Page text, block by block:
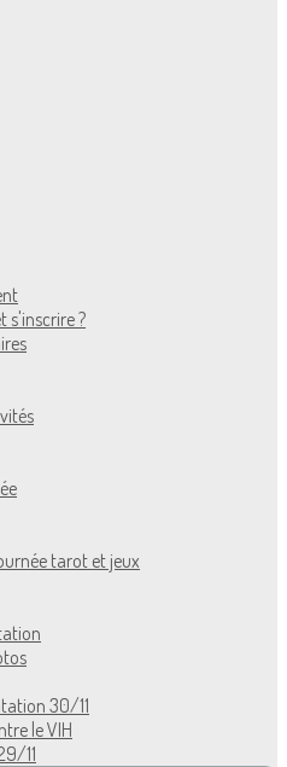
s'inscrire ?
tarot et jeux
30/11
le VIH
11